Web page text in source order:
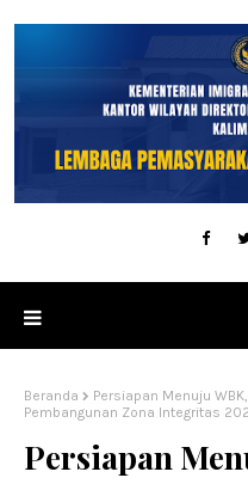
Beranda
Persiapan Menuju
Pembangunan Zona Integritas
Persiapan